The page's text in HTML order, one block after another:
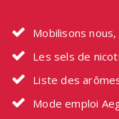
Mobilisons
Les sels de
Liste des
Mode emploi